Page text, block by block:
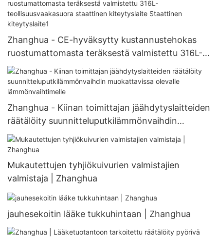
Zhanghua - CE-hyväksytty kustannustehokas
ruostumattomasta teräksestä valmistettu 316L-
teollisuusvaakasuora staattinen kiteytyslaite
Staattinen kiteytyslaite1
Zhanghua - Kiinan toimittajan jäähdytyslaitteiden
räätälöity suunnitteluputkilämmönvaihdin
muokattavissa olevalle lämmönvaihtimelle
Mukautettujen tyhjiökuivurien valmistajien
valmistaja | Zhanghua
jauhesekoitin lääke tukkuhintaan | Zhanghua